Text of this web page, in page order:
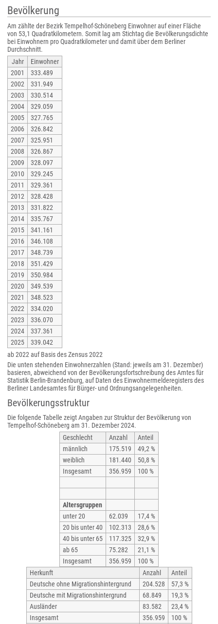
Bevölkerung
Am zählte der Bezirk Tempelhof-Schöneberg Einwohner auf einer Fläche
von 53,1 Quadratkilometern. Somit lag am Stichtag die Bevölkerungsdichte
bei Einwohnern pro Quadratkilometer und damit über dem Berliner
Durchschnitt.
Jahr
Einwohner
2001
333.489
2002
331.949
2003
330.514
2004
329.059
2005
327.765
2006
326.842
2007
325.951
2008
326.867
2009
328.097
2010
329.245
2011
329.361
2012
328.428
2013
331.822
2014
335.767
2015
341.161
2016
346.108
2017
348.739
2018
351.429
2019
350.984
2020
349.539
2021
348.523
2022
334.020
2023
336.070
2024
337.361
2025
339.042
ab 2022 auf Basis des Zensus 2022
Die unten stehenden Einwohnerzahlen (Stand: jeweils am 31. Dezember)
basieren, abweichend von der Bevölkerungsfortschreibung des Amtes für
Statistik Berlin-Brandenburg, auf Daten des Einwohnermelderegisters des
Berliner Landesamtes für Bürger- und Ordnungsangelegenheiten.
Bevölkerungsstruktur
Die folgende Tabelle zeigt Angaben zur Struktur der Bevölkerung von
Tempelhof-Schöneberg am 31. Dezember 2024.
Geschlecht
Anzahl
Anteil
männlich
175.519
49,2 %
weiblich
181.440
50,8 %
Insgesamt
356.959 100 %
Altersgruppen
unter 20
62.039
17,4 %
20 bis unter 40
102.313
28,6 %
40 bis unter 65
117.325
32,9 %
ab 65
75.282
21,1 %
Insgesamt
356.959
100 %
Herkunft
Anzahl
Anteil
Deutsche ohne Migrationshintergrund
204.528
57,3 %
Deutsche mit Migrationshintergrund
68.849
19,3 %
Ausländer
83.582
23,4 %
Insgesamt
356.959 100 %